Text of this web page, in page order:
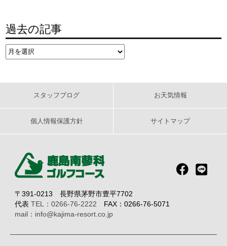
過去の記事
スタッフブログ お天気情報
個人情報保護方針 サイトマップ
〒391-0213 長野県茅野市豊平7702
代表TEL：0266-76-2222 FAX：0266-76-5071
mail：info@kajima-resort.co.jp